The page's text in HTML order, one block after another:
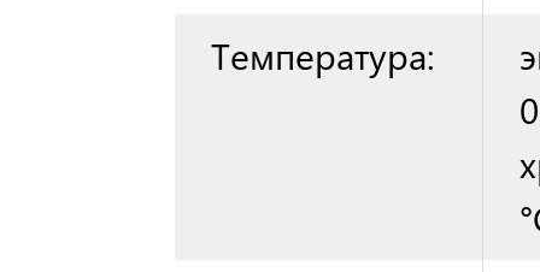
Температура: